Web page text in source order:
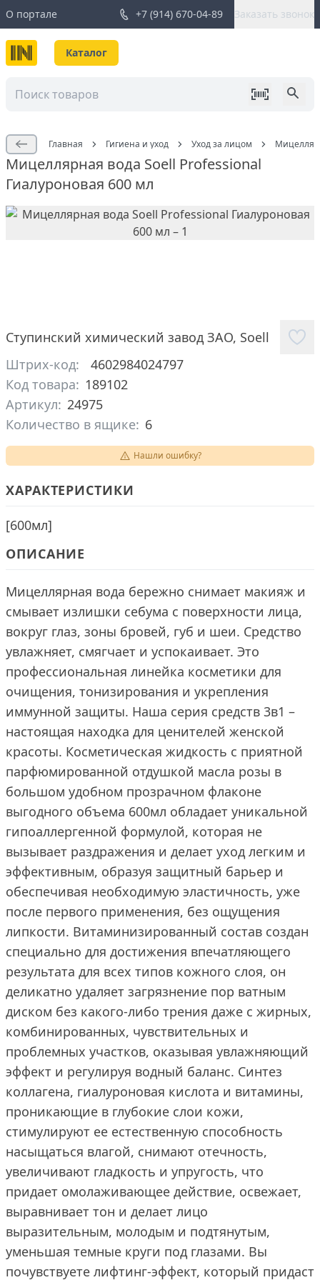
О портале +7 (914) 670-04-89 Заказать звонок
Каталог
Главная Гигиена и уход Уход за лицом
Мицеллярная вода Soell Professional
Гиалуроновая 600 мл
Ступинский химический завод ЗАО, Soell
Штрих-код:
4602984024797
Код товара: 189102
Артикул: 24975
Количество в ящике: 6
Нашли ошибку?
ХАРАКТЕРИСТИКИ
[600мл]
ОПИСАНИЕ
Мицеллярная вода бережно снимает макияж и
смывает излишки себума с поверхности лица,
вокруг глаз, зоны бровей, губ и шеи. Средство
увлажняет, смягчает и успокаивает. Это
профессиональная линейка косметики для
очищения, тонизирования и укрепления
иммунной защиты. Наша серия средств 3в1 –
настоящая находка для ценителей женской
красоты. Косметическая жидкость с приятной
парфюмированной отдушкой масла розы в
большом удобном прозрачном флаконе
выгодного объема 600мл обладает уникальной
гипоаллергенной формулой, которая не
вызывает раздражения и делает уход легким и
эффективным, образуя защитный барьер и
обеспечивая необходимую эластичность, уже
после первого применения, без ощущения
липкости. Витаминизированный состав создан
специально для достижения впечатляющего
результата для всех типов кожного слоя, он
деликатно удаляет загрязнение пор ватным
диском без какого-либо трения даже с жирных,
комбинированных, чувствительных и
проблемных участков, оказывая увлажняющий
эффект и регулируя водный баланс. Синтез
коллагена, гиалуроновая кислота и витамины,
проникающие в глубокие слои кожи,
стимулируют ее естественную способность
насыщаться влагой, снимают отечность,
увеличивают гладкость и упругость, что
придает омолаживающее действие, освежает,
выравнивает тон и делает лицо
выразительным, молодым и подтянутым,
уменьшая темные круги под глазами. Вы
почувствуете лифтинг-эффект, который придаст